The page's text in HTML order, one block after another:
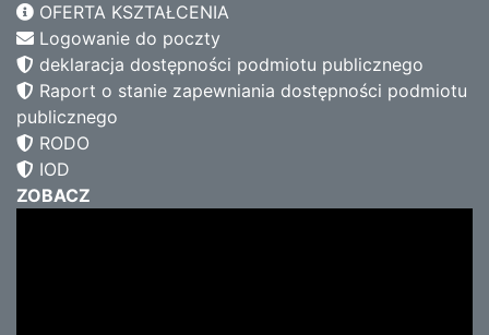
OFERTA KSZTAŁCENIA
Logowanie do poczty
deklaracja dostępności podmiotu publicznego
Raport o stanie zapewniania dostępności podmiotu
publicznego
RODO
IOD
ZOBACZ